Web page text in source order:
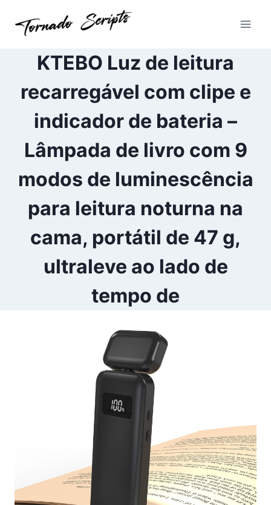
para
ConteúdoKTEBO Luz de leitura
recarregável com clipe e
indicador de bateria –
Lâmpada de livro com 9
modos de luminescência
para leitura noturna na
cama, portátil de 47 g,
ultraleve ao lado de
tempo de